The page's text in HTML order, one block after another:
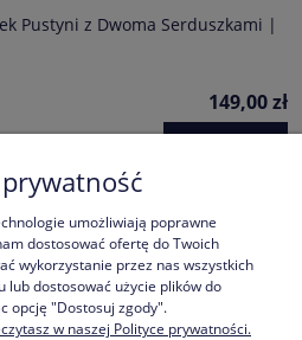
Pustyni z Dwoma Serduszkami |
149,00 zł
umożliwiają poprawne
dostosować ofertę do Twoich
wykorzystanie przez nas wszystkich
lub dostosować użycie plików do
opcję "Dostosuj zgody".
w naszej Polityce prywatności.